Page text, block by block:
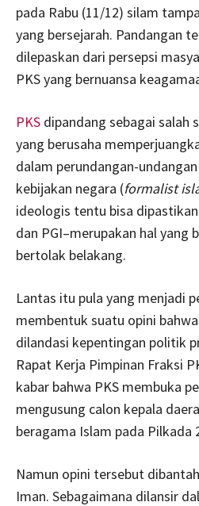
pada Rabu (11/12) silam
yang bersejarah. Pandangan
dilepaskan dari persepsi
PKS yang bernuansa
PKS dipandang sebagai salah
yang berusaha
dalam perundangan-
kebijakan negara (formalist
ideologis tentu bisa
dan PGI–merupakan hal yang
bertolak belakang.
Lantas itu pula yang menjadi
membentuk suatu opini
dilandasi kepentingan politik
Rapat Kerja Pimpinan Fraksi
kabar bahwa PKS membuka
mengusung calon kepala
beragama Islam pada Pilkada
Namun opini tersebut
Iman. Sebagaimana dilansir